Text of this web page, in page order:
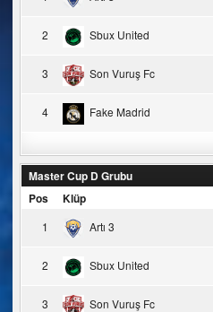
2 Sbux United
3 Son Vuruş Fc
4 Fake Madrid
Master Cup D Grubu
Pos
Klüp
1 Artı 3
2 Sbux United
3 Son Vuruş Fc